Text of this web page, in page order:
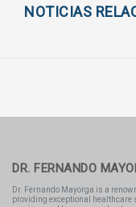
NOTICIAS
DR. FERNANDO
Dr. Fernando Mayorga is a
providing exceptional healthcare